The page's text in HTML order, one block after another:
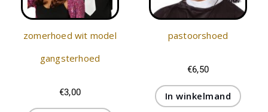
zomerhoed wit model
gangsterhoed
€3,00
pastoorshoed
€6,50
In winkelmand